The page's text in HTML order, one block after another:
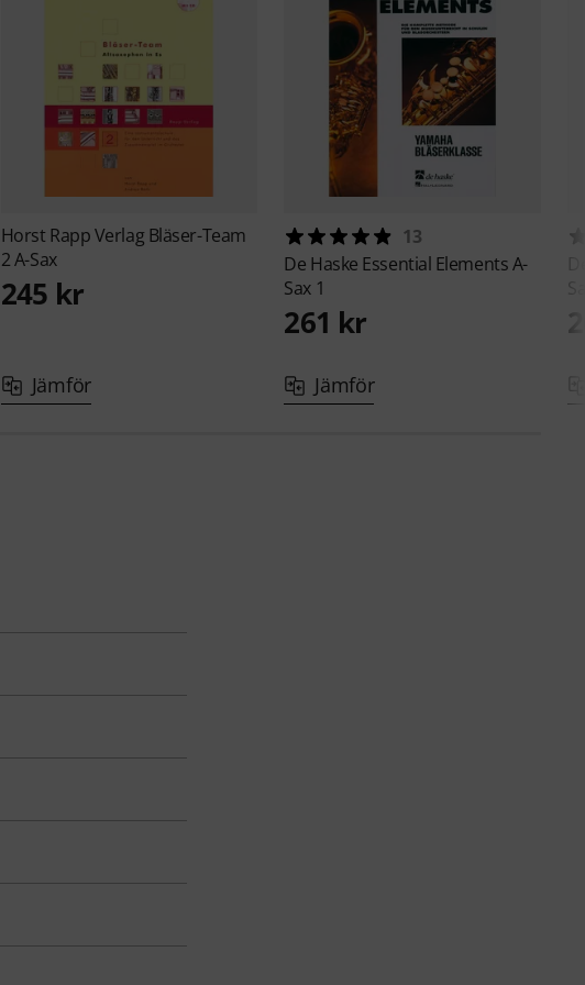
Horst Rapp Verlag Bläser-Team
2 A-Sax
245 kr
Jämför
13
De Haske Essential Elements A-
Sax 1
261 kr
Jämför